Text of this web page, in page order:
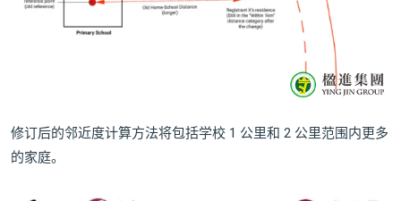
修订后的邻近度计算方法将包括学校 1 公里和 2 公里范围内更多
的家庭。